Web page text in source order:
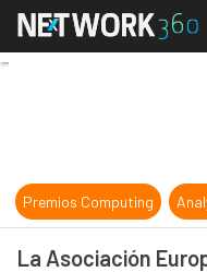
Premios Computing
La Asociación